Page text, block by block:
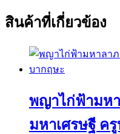
สินค้าที่เกี่ยวข้อง
พญาไก่ฟ้ามหา
มหาเศรษฐี ค